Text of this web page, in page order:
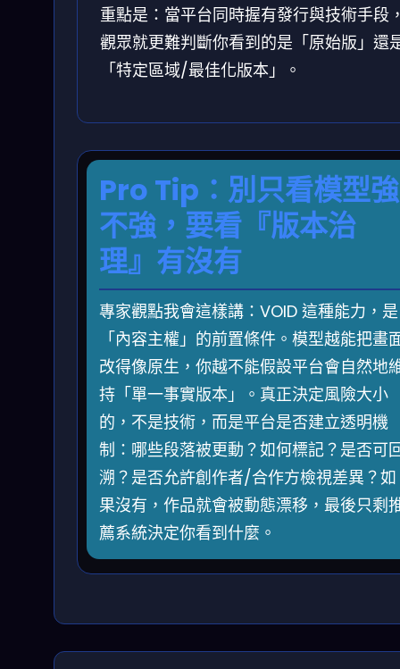
重點是：當平台同時握有發行與技術手段
觀眾就更難判斷你看到的是「原始版」還
「特定區域/最佳化版本」。
Pro Tip：別只看模型強
不強，要看『版本治
理』有沒有
專家觀點我會這樣講：VOID 這種能力，是
「內容主權」的前置條件。模型越能把畫
改得像原生，你越不能假設平台會自然地
持「單一事實版本」。真正決定風險大小
的，不是技術，而是平台是否建立透明機
制：哪些段落被更動？如何標記？是否可
溯？是否允許創作者/合作方檢視差異？如
果沒有，作品就會被動態漂移，最後只剩
薦系統決定你看到什麼。